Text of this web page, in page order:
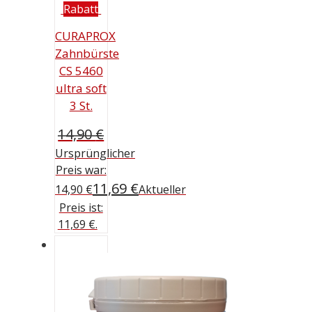
Rabatt
CURAPROX
Zahnbürste
CS 5460
ultra soft
3 St.
14,90€
Ursprünglicher
Preis war:
14,90 €11,69 €Aktueller
Preis ist:
11,69 €.